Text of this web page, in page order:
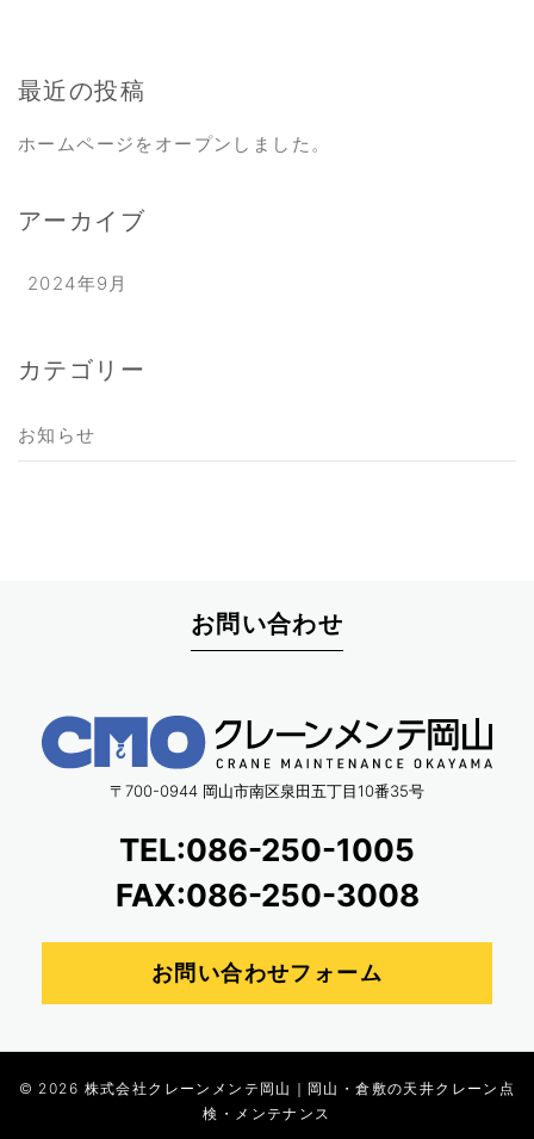
最近の投稿
ホームページをオープンしました。
アーカイブ
2024年9月
カテゴリー
お知らせ
お問い合わせ
〒700-0944 岡山市南区泉田五丁目10番35号
TEL:086-250-1005
FAX:086-250-3008
お問い合わせフォーム
© 2026 株式会社クレーンメンテ岡山｜岡山・倉敷の天井クレーン点
検・メンテナンス